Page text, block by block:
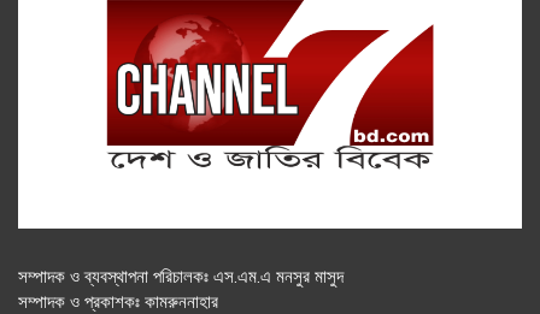
সম্পাদক ও ব্যবস্থাপনা পরিচালকঃ এস.এম.এ মনসুর মাসুদ
সম্পাদক ও প্রকাশকঃ কামরুননাহার